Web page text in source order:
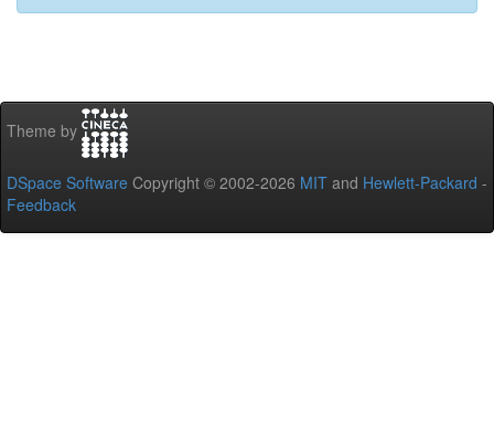
Theme by
DSpace Software Copyright © 2002-2026 MIT and Hewlett-Packard -
Feedback